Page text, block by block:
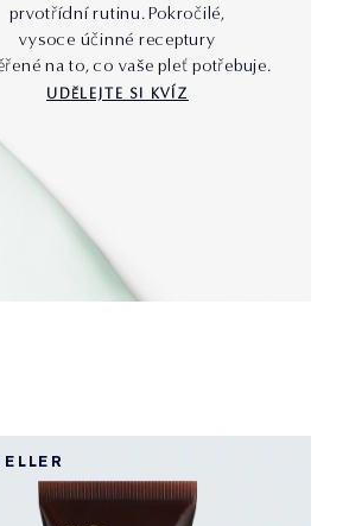
prvotřídní rutinu. Pokročilé,
vysoce účinné receptury
na to, co vaše pleť potřebuje.
UDĚLEJTE SI KVÍZ